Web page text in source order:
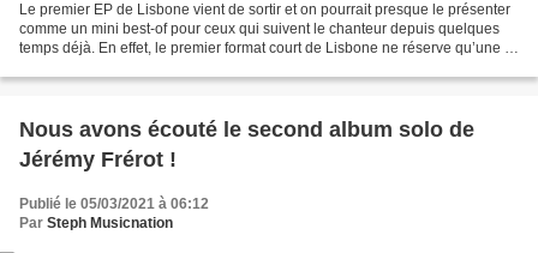
Le premier EP de Lisbone vient de sortir et on pourrait presque le présenter
comme un mini best-of pour ceux qui suivent le chanteur depuis quelques
temps déjà. En effet, le premier format court de Lisbone ne réserve qu’une «
Nous avons écouté le second album solo de
Jérémy Frérot !
Publié le 05/03/2021 à 06:12
Par Steph Musicnation